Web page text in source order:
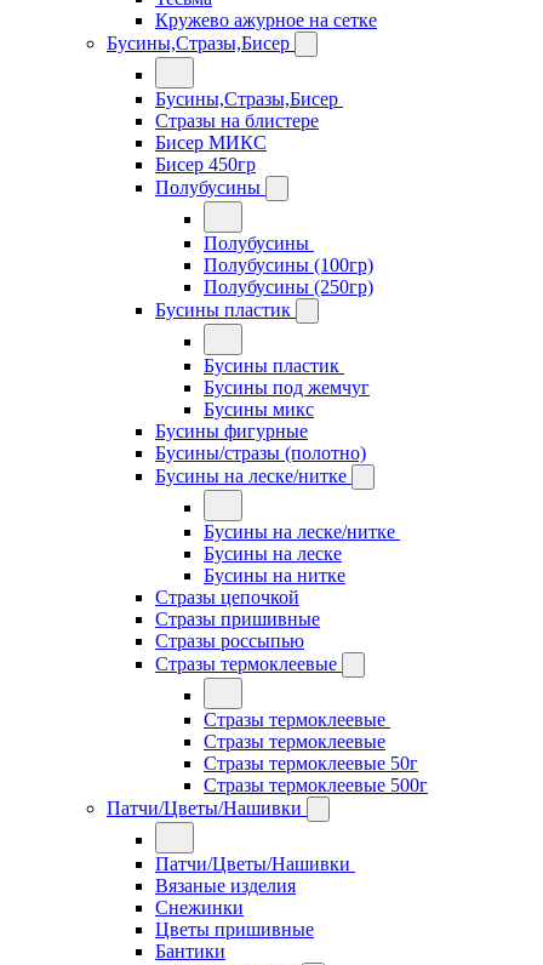
Кружево ажурное на сетке
Бусины,Стразы,Бисер
Бусины,Стразы,Бисер
Стразы на блистере
Бисер МИКС
Бисер 450гр
Полубусины
Полубусины
Полубусины (100гр)
Полубусины (250гр)
Бусины пластик
Бусины пластик
Бусины под жемчуг
Бусины микс
Бусины фигурные
Бусины/стразы (полотно)
Бусины на леске/нитке
Бусины на леске/нитке
Бусины на леске
Бусины на нитке
Стразы цепочкой
Стразы пришивные
Стразы россыпью
Стразы термоклеевые
Стразы термоклеевые
Стразы термоклеевые
Стразы термоклеевые 50г
Стразы термоклеевые 500г
Патчи/Цветы/Нашивки
Патчи/Цветы/Нашивки
Вязаные изделия
Снежинки
Цветы пришивные
Бантики